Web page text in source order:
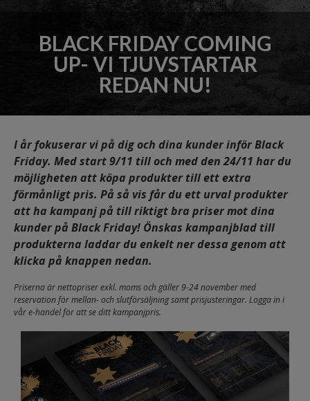
BLACK FRIDAY COMING
UP- VI TJUVSTARTAR
REDAN NU!
I år fokuserar vi på dig och dina kunder inför Black
Friday. Med start 9/11 till och med den 24/11 har du
möjligheten att köpa produkter till ett extra
förmånligt pris. På så vis får du ett urval produkter
att ha kampanj på till riktigt bra priser mot dina
kunder på Black Friday! Önskas kampanjblad till
produkterna laddar du enkelt ner dessa genom att
klicka på knappen nedan.
Priserna är nettopriser exkl. moms och gäller 9-24 november med
reservation för mellan- och slutförsäljning samt prisjusteringar. Logga in i
vår e-handel för att se ditt kampanjpris.